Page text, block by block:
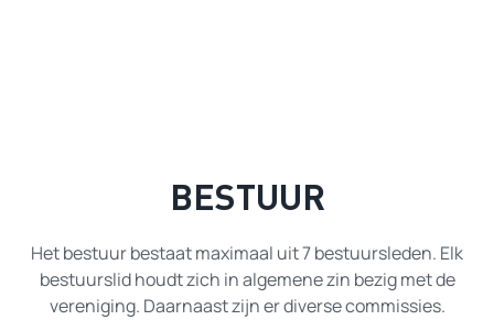
BESTUUR
Het bestuur bestaat maximaal uit 7 bestuursleden. Elk
bestuurslid houdt zich in algemene zin bezig met de
vereniging. Daarnaast zijn er diverse commissies.